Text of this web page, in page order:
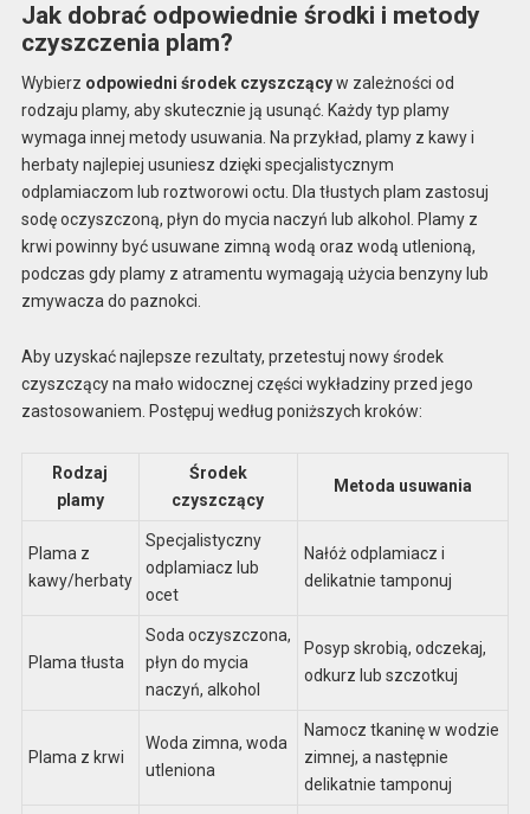
Jak dobrać odpowiednie środki i metody
czyszczenia plam?
Wybierz odpowiedni środek czyszczącyw zależności od
rodzaju plamy, aby skutecznie ją usunąć. Każdy typ plamy
wymaga innej metody usuwania. Na przykład, plamy z kawy i
herbaty najlepiej usuniesz dzięki specjalistycznym
odplamiaczom lub roztworowi octu. Dla tłustych plam zastosuj
sodę oczyszczoną, płyn do mycia naczyń lub alkohol. Plamy z
krwi powinny być usuwane zimną wodą oraz wodą utlenioną,
podczas gdy plamy z atramentu wymagają użycia benzyny lub
zmywacza do paznokci.
Aby uzyskać najlepsze rezultaty, przetestuj nowy środek
czyszczący na mało widocznej części wykładziny przed jego
zastosowaniem. Postępuj według poniższych kroków:
Rodzaj
plamy
Środek
czyszczący
Metoda usuwania
Plama z
kawy/herbaty
Specjalistyczny
odplamiacz lub
ocet
Nałóż odplamiacz i
delikatnie tamponuj
Plama tłusta
Soda oczyszczona,
płyn do mycia
naczyń, alkohol
Posyp skrobią, odczekaj,
odkurz lub szczotkuj
Plama z krwi
Woda zimna, woda
utleniona
Namocz tkaninę w wodzie
zimnej, a następnie
delikatnie tamponuj